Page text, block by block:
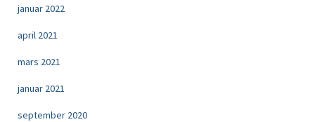
januar 2022
april 2021
mars 2021
januar 2021
september 2020